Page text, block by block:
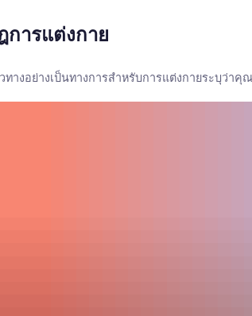
การแต่งกาย
ทางอย่างเป็นทางการสำหรับการแต่งกายระบุว่า